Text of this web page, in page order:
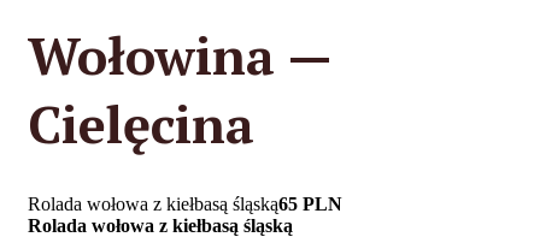
Wołowina —
Cielęcina
Rolada wołowa z kiełbasą śląską65 PLN
Rolada wołowa z kiełbasą śląską